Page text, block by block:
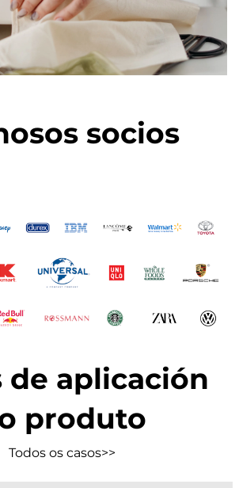
socios
de aplicación
produto
Todos os casos>>